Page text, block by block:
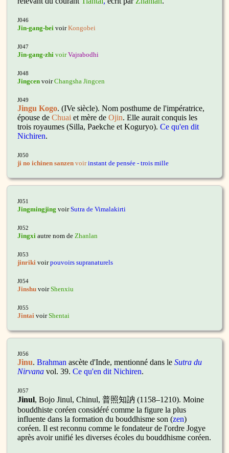
J046
Jin-gang-bei voirKongobei
J047
Jin-gang-zhivoirVajrabodhi
J048
Jingcen voirChangsha Jingcen
J049
Jingu Kogo.(IVe siècle). Nom posthume de l'impératrice,
épouse deChuai et mère deOjin. Elle aurait conquis les
trois royaumes (Silla, Paekche et Koguryo).Ce qu'en dit
Nichiren.
J050
ji no ichinen sanzen voirinstant de pensée - trois mille
J051
JingmingjingvoirSutra de Vimalakirti
J052
Jingxi autre nom deZhanlan
J053
jinriki voirpouvoirs supranaturels
J054
Jinshu voirShenxiu
J055
Jintai voirShentai
J056
Jinu.Brahman ascète d'Inde, mentionné dans leSutra du
Nirvana vol. 39.Ce qu'en dit Nichiren.
J057
Jinul,Bojo Jinul, Chinul, 普照知訥 (1158–1210). Moine
bouddhiste coréen considéré comme la figure la plus
influente dans la formation du bouddhisme son (zen)
coréen. Il est reconnu comme le fondateur de l'ordre Jogye
après avoir unifié les diverses écoles du bouddhisme coréen.